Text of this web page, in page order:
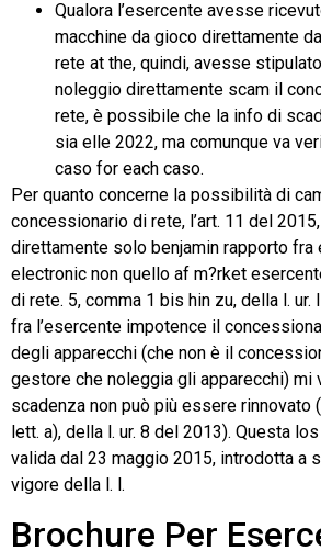
Qualora l’esercente avesse
macchine da gioco direttamente
rete at the, quindi, avesse
noleggio direttamente scam il
rete, è possibile che la info di
sia elle 2022, ma comunque va
caso for each caso.
Per quanto concerne la possibilità di
concessionario di rete, l’art. 11 del
direttamente solo benjamin rapporto
electronic non quello af m?rket
di rete. 5, comma 1 bis hin zu, della l.
fra l’esercente impotence il
degli apparecchi (che non è il
gestore che noleggia gli apparecchi) mi
scadenza non può più essere rinnovato
lett. a), della l. ur. 8 del 2013). Questa
valida dal 23 maggio 2015, introdotta a
vigore della l. l.
Brochure Per